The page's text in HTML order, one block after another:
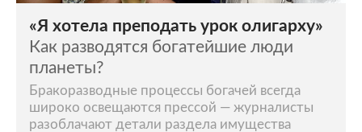
«Я хотела преподать урок олигарху»
Как разводятся богатейшие люди
планеты?
Бракоразводные процессы богачей всегда
широко освещаются прессой — журналисты
разоблачают детали раздела имущества